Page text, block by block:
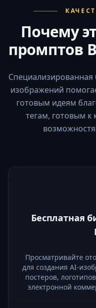
Почему
промптов
изображений
готовым идеям
тегам, готовым
Бесплатная
Просматривайте
для создания AI-
постеров,
электронной